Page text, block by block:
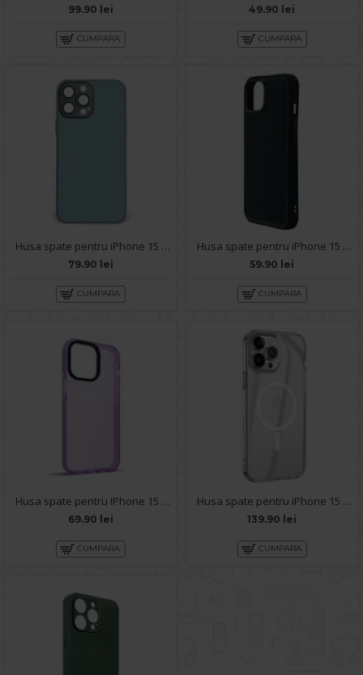
99.90 lei
CUMPARA
49.90 lei
CUMPARA
Husa spate pentru iPhone 15 Pro Max - Lito Case Bleu
79.90 lei
CUMPARA
Husa spate pentru iPhone 15 Pro Max KIP Case - Negru
59.90 lei
CUMPARA
Husa spate pentru IPhone 15 Pro Max- KiLi case Mov
69.90 lei
CUMPARA
Husa spate pentru iPhone 15 Pro Max HOCO Premium Magnetic Series - Transparent
139.90 lei
CUMPARA